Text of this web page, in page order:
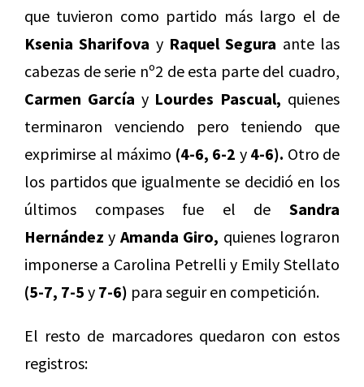
que tuvieron como partido más largo el de
Ksenia Sharifova y Raquel Segura ante las
cabezas de serie nº2 de esta parte del cuadro,
Carmen García y Lourdes Pascual, quienes
terminaron venciendo pero teniendo que
exprimirse al máximo (4-6, 6-2 y 4-6). Otro de
los partidos que igualmente se decidió en los
últimos compases fue el de Sandra
Hernández y Amanda Giro, quienes lograron
imponerse a Carolina Petrelli y Emily Stellato
(5-7, 7-5 y 7-6) para seguir en competición.
El resto de marcadores quedaron con estos
registros: